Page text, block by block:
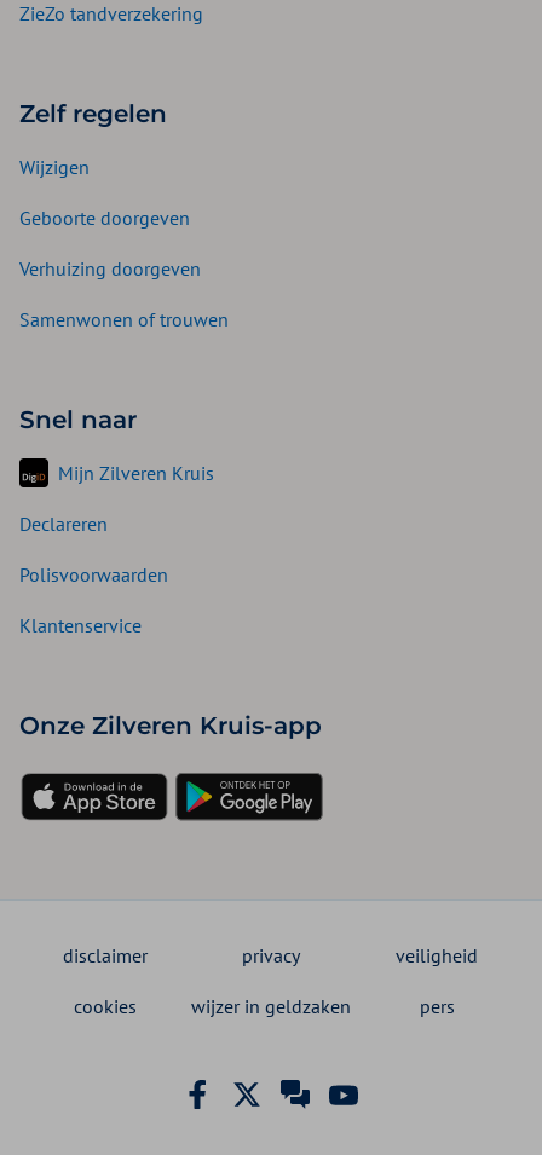
ZieZo tandverzekering
Zelf regelen
Wijzigen
Geboorte doorgeven
Verhuizing doorgeven
Samenwonen of trouwen
Snel naar
Mijn Zilveren Kruis
Declareren
Polisvoorwaarden
Klantenservice
Onze Zilveren Kruis-app
disclaimer privacy veiligheid
cookies wijzer in geldzaken pers
Zilveren Kruis Facebook
Zilveren Kruis X
Zilveren Kruis
Zilveren Kruis